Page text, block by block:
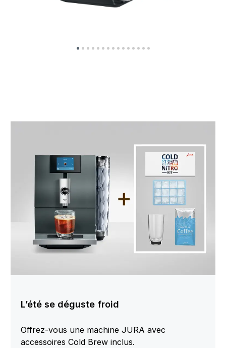
L’été se déguste froid
Offrez-vous une machine JURA avec
accessoires Cold Brew inclus.